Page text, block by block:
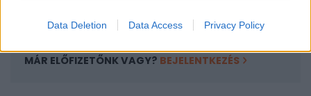
Data Deletion Data Access Privacy Policy
MÁR ELŐFIZETŐNK VAGY? BEJELENTKEZÉS